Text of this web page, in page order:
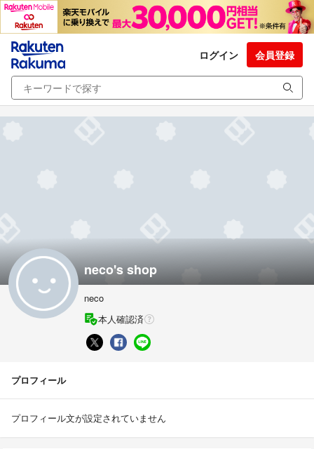
ログイン 会員登録
neco's shop
neco
本人確認済
プロフィール
プロフィール文が設定されていません